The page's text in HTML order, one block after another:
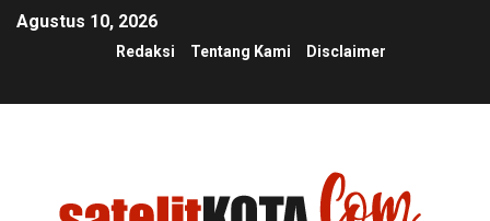
Agustus 10, 2026
Redaksi Tentang Kami Disclaimer